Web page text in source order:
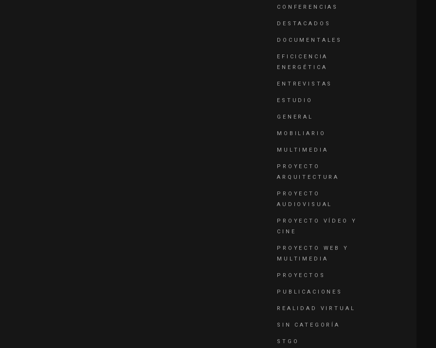
CONFERENCIAS
DESTACADOS
DOCUMENTALES
EFICICENCIA
ENERGÉTICA
ENTREVISTAS
ESTUDIO
GENERAL
MOBILIARIO
MULTIMEDIA
PROYECTO
ARQUITECTURA
PROYECTO
AUDIOVISUAL
PROYECTO VÍDEO Y
CINE
PROYECTO WEB Y
MULTIMEDIA
PROYECTOS
PUBLICACIONES
REALIDAD VIRTUAL
SIN CATEGORÍA
STGO